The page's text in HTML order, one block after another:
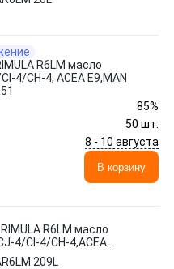
R6LM масло
4/CH-4, ACEA E9,MAN
85%
50 шт.
8 - 10 августа
В корзину
R6LM масло
4/CI-4/CH-4,ACEA
209L